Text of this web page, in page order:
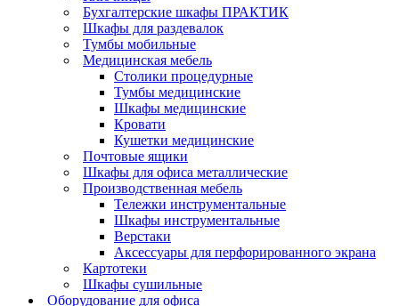
Бухгалтерские шкафы ПРАКТИК
Шкафы для раздевалок
Тумбы мобильные
Медицинская мебель
Столики процедурные
Тумбы медицинские
Шкафы медицинские
Кровати
Кушетки медицинские
Почтовые ящики
Шкафы для офиса металлические
Производственная мебель
Тележки инструментальные
Шкафы инструментальные
Верстаки
Аксессуары для перфорированного экрана
Картотеки
Шкафы сушильные
Оборудование для офиса